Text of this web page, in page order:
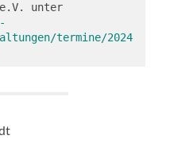
Kulturvereins Grünstadt e.V. unter
termine/2024